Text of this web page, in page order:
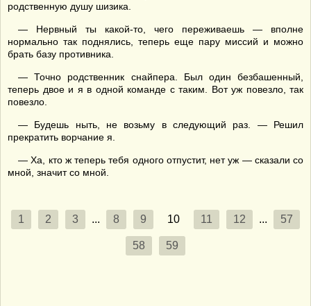
родственную душу шизика.
— Нервный ты какой-то, чего переживаешь — вполне
нормально так поднялись, теперь еще пару миссий и можно
брать базу противника.
— Точно родственник снайпера. Был один безбашенный,
теперь двое и я в одной команде с таким. Вот уж повезло, так
повезло.
— Будешь ныть, не возьму в следующий раз. — Решил
прекратить ворчание я.
— Ха, кто ж теперь тебя одного отпустит, нет уж — сказали со
мной, значит со мной.
1 2 3 ... 8 9 10 11 12 ... 57
58 59